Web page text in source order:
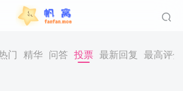
门 精华 问答 投票 最新回复 最高评分